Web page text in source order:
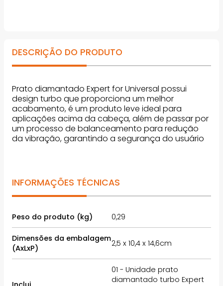
DESCRIÇÃO DO PRODUTO
Prato diamantado Expert for Universal possui
design turbo que proporciona um melhor
acabamento, é um produto leve ideal para
aplicações acima da cabeça, além de passar por
um processo de balanceamento para redução
da vibração, garantindo a segurança do usuário
INFORMAÇÕES TÉCNICAS
Peso do produto (kg) 0,29
Dimensões da embalagem
(AxLxP)
2,5 x 10,4 x 14,6cm
01 - Unidade prato
diamantado turbo Expert